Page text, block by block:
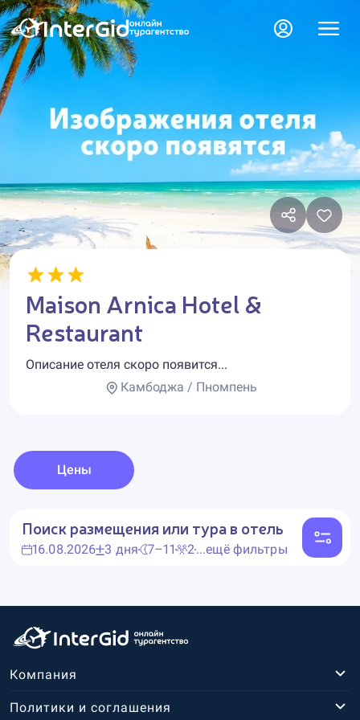
Maison Arnica Hotel &
Restaurant
Описание отеля скоро появится...
Камбоджа / Пномпень
Цены
Поиск размещения или тура в отель
16.08.2026 3 дня 7–11 2...ещё фильтры
Компания
Политики и соглашения